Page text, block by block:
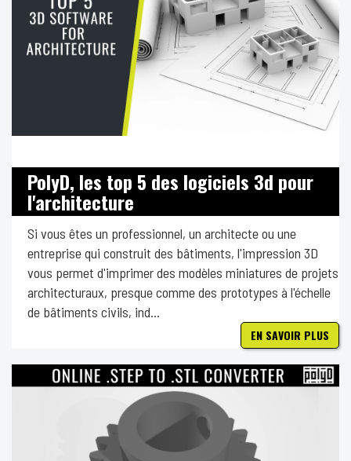
PolyD, les top 5 des logiciels 3d pour
l'architecture
Si vous êtes un professionnel, un architecte ou une
entreprise qui construit des bâtiments, l'impression 3D
vous permet d'imprimer des modèles miniatures de projets
architecturaux, presque comme des prototypes à l'échelle
de bâtiments civils, ind...
EN SAVOIR PLUS